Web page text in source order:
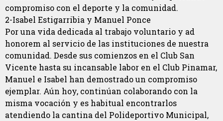
compromiso con el deporte y la comunidad.
2-Isabel Estigarribia y Manuel Ponce
Por una vida dedicada al trabajo voluntario y ad
honorem al servicio de las instituciones de nuestra
comunidad. Desde sus comienzos en el Club San
Vicente hasta su incansable labor en el Club Pinamar,
Manuel e Isabel han demostrado un compromiso
ejemplar. Aún hoy, continúan colaborando con la
misma vocación y es habitual encontrarlos
atendiendo la cantina del Polideportivo Municipal,